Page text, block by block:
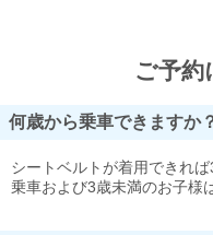
ご予約
何歳から乗車できますか
シートベルトが着用できれ
乗車および3歳未満のお子様